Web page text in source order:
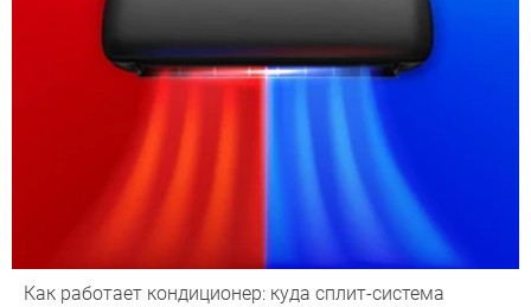
Как работает кондиционер: куда сплит-система